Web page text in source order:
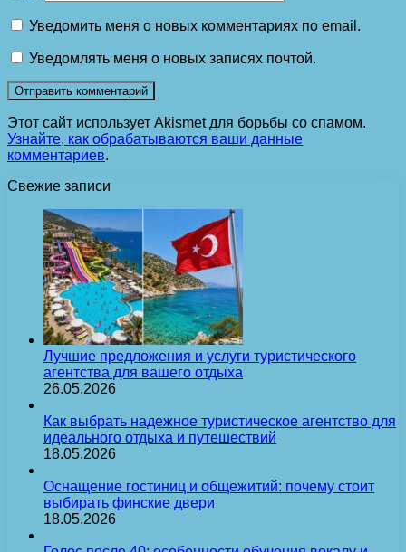
Уведомить меня о новых комментариях по email.
Уведомлять меня о новых записях почтой.
Этот сайт использует Akismet для борьбы со спамом.
Узнайте, как обрабатываются ваши данные
комментариев.
Свежие записи
Лучшие предложения и услуги туристического
агентства для вашего отдыха
26.05.2026
Как выбрать надежное туристическое агентство для
идеального отдыха и путешествий
18.05.2026
Оснащение гостиниц и общежитий: почему стоит
выбирать финские двери
18.05.2026